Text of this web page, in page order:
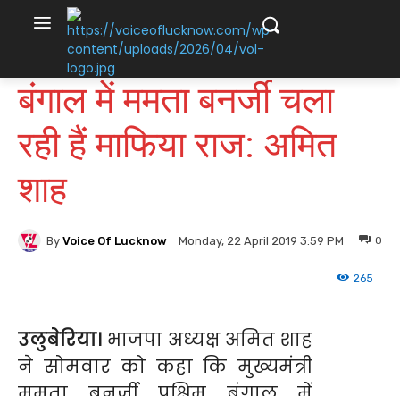
बंगाल में ममता बनर्जी चला
रही हैं माफिया राज: अमित
शाह
By Voice Of Lucknow Monday, 22 April 2019 3:59 PM 0
265
उलुबेरिया। भाजपा अध्यक्ष अमित शाह
ने सोमवार को कहा कि मुख्यमंत्री